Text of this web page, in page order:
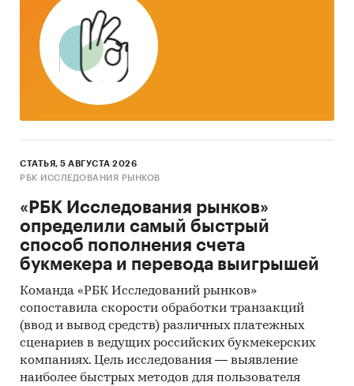
СТАТЬЯ, 5 АВГУСТА 2026
РБК ИССЛЕДОВАНИЯ РЫНКОВ
«РБК Исследования рынков»
определили самый быстрый
способ пополнения счета
букмекера и перевода выигрышей
Команда «РБК Исследований рынков»
сопоставила скорости обработки транзакций
(ввод и вывод средств) различных платежных
сценариев в ведущих российских букмекерских
компаниях. Цель исследования — выявление
наиболее быстрых методов для пользователя